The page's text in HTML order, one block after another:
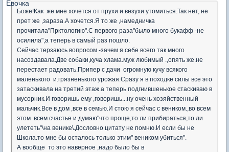
Боже!Как же мне хочется от прухи и везухи утомиться.Так нет, не
прет же ,зараза.А хочется.Я то же ,намедничка
прочитала"Прктологию".С первого раза"было много букафф -не
осилила",а теперь в самый раз пошло.
Сейчас терзаюсь вопросом -зачем я себе всего так много
насоздавала.Две собаки,куча хлама.муж любимый .,опять же.не
перестает радовать.Припер с дачи огромную кучу всякого
маленького и.грязненького урожая.Сразу я в походке силы все это
затаскивала на третий этаж.а теперь подгнившенькое стаскиваю в
мусорник.И говоришь ему ,говоришь...ну очень хозяйственный
мальчик.Все в дом ,все в семью.И стою я сейчас с веником.,во всем
этом всем счастье и думаю"что проще,то ли прибираться,то ли
улететь"\на венике\.Дословно цитату не помню.И если бы не
Школа.то мне бы осталось только этим" веником убиться".
А вообще то это наверное ,надо было бы в